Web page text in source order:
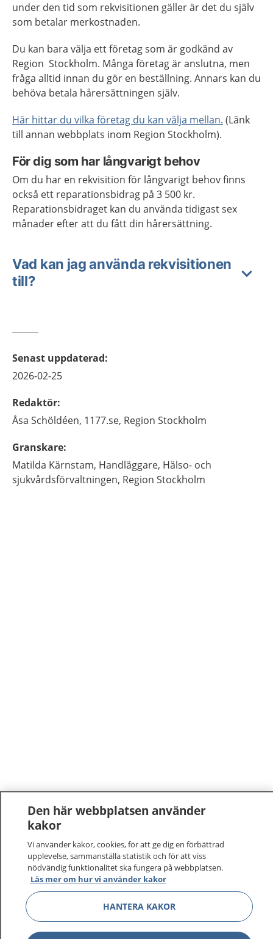
under den tid som rekvisitionen gäller är det du själv
som betalar merkostnaden.
Du kan bara välja ett företag som är godkänd av
Region Stockholm. Många företag är anslutna, men
fråga alltid innan du gör en beställning. Annars kan du
behöva betala hårersättningen själv.
Här hittar du vilka företag du kan välja mellan. (Länk
till annan webbplats inom Region Stockholm).
För dig som har långvarigt behov
Om du har en rekvisition för långvarigt behov finns
också ett reparationsbidrag på 3 500 kr.
Reparationsbidraget kan du använda tidigast sex
månader efter att du fått din hårersättning.
Vad kan jag använda rekvisitionen
till?
Senast uppdaterad:
2026-02-25
Redaktör:
Åsa Schöldéen, 1177.se, Region Stockholm
Granskare:
Matilda Kärnstam, Handläggare, Hälso- och
sjukvårdsförvaltningen, Region Stockholm
1177 –tryggt om din hälsa och vård
På 1177.se får du råd om hälsa och information om
sjukdomar och vilka mottagningar du kan kontakta.
Logga in för att läsa din journal och göra dina
vårdärenden. Ring telefonnummer 1177 för
sjukvårdsrådgivning dygnet runt.
1177 ger dig råd när du vill må bättre.
Den här webbplatsen använder
kakor
Vi använder kakor, cookies, för att ge dig en förbättrad
upplevelse, sammanställa statistik och för att viss
nödvändig funktionalitet ska fungera på webbplatsen.
Läs mer om hur vi använder kakor
HANTERA KAKOR